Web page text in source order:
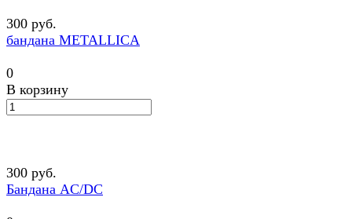
300 руб.
бандана METALLICA
0
В корзину
300 руб.
Бандана AC/DC